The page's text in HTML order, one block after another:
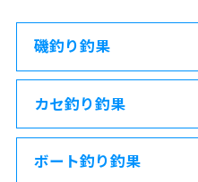
磯釣り釣果
カセ釣り釣果
ボート釣り釣果